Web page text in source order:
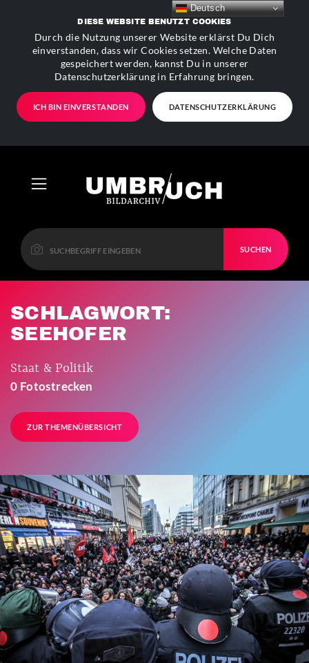
DIESE WEBSITE BENUTZT COOKIES
Durch die Nutzung unserer Website erklärst Du Dich
einverstanden, dass wir Cookies setzen. Welche Daten
gespeichert werden, kannst Du in unserer
Datenschutzerklärung in Erfahrung bringen.
ICH BIN EINVERSTANDEN DATENSCHUTZERKLÄRUNG
SUCHEN
SCHLAGWORT:
SEEHOFER
Staat & Politik
0 Fotostrecken
ZUR THEMENÜBERSICHT
Deutsch